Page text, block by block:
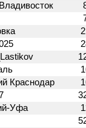
Краснодар
Уфа